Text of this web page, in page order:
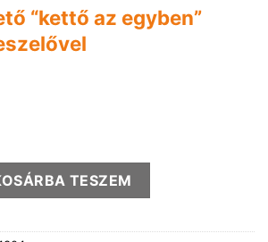
“kettő az egyben”
az egyben" 4,8mm-es reszelővel
TESZEM